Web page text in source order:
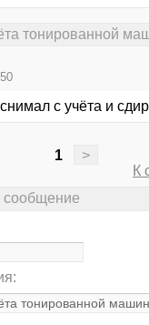
тонированной
с учёта и
1
>
К
сообщение